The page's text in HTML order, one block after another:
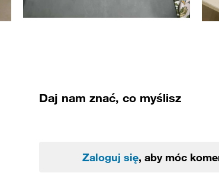
Daj nam znać, co myślisz
Zaloguj się, aby móc